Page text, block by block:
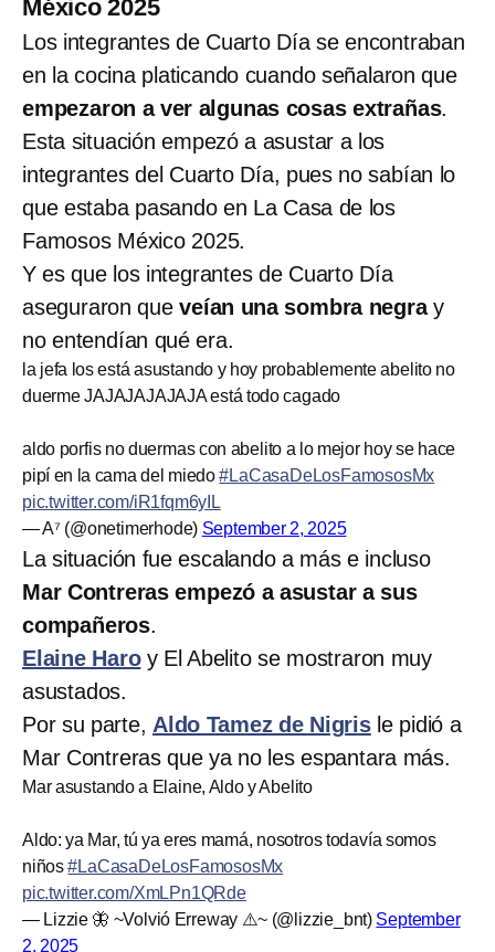
México 2025
Los integrantes de Cuarto Día se encontraban
en la cocina platicando cuando señalaron que
empezaron a ver algunas cosas extrañas.
Esta situación empezó a asustar a los
integrantes del Cuarto Día, pues no sabían lo
que estaba pasando en La Casa de los
Famosos México 2025.
Y es que los integrantes de Cuarto Día
aseguraron queveían una sombra negray
no entendían qué era.
la jefa los está asustando y hoy probablemente abelito no
duerme JAJAJAJAJAJA está todo cagado
aldo porfis no duermas con abelito a lo mejor hoy se hace
pipí en la cama del miedo#LaCasaDeLosFamososMx
pic.twitter.com/iR1fqm6yIL
— A⁷ (@onetimerhode) September 2, 2025
La situación fue escalando a más e incluso
Mar Contreras empezó a asustar a sus
compañeros.
Elaine Haroy El Abelito se mostraron muy
asustados.
Por su parte, Aldo Tamez de Nigrisle pidió a
Mar Contreras que ya no les espantara más.
Mar asustando a Elaine, Aldo y Abelito
Aldo: ya Mar, tú ya eres mamá, nosotros todavía somos
niños#LaCasaDeLosFamososMx
pic.twitter.com/XmLPn1QRde
— Lizzie 🦋 ~Volvió Erreway ⚠️~ (@lizzie_bnt) September
2, 2025